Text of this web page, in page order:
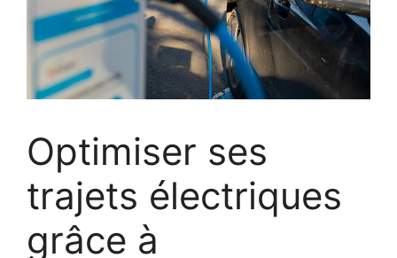
Optimiser ses
trajets électriques
grâce à